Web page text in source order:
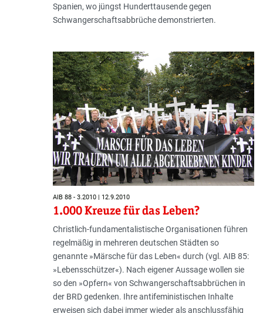
Spanien, wo jüngst Hunderttausende gegen
Schwangerschaftsabbrüche demonstrierten.
AIB 88 - 3.2010 | 12.9.2010
1.000 Kreuze für das Leben?
Christlich-fundamentalistische Organisationen führen
regelmäßig in mehreren deutschen Städten so
genannte »Märsche für das Leben« durch (vgl. AIB 85:
»Lebensschützer«). Nach eigener Aussage wollen sie
so den »Opfern« von Schwangerschaftsabbrüchen in
der BRD gedenken. Ihre antifeministischen Inhalte
erweisen sich dabei immer wieder als anschlussfähig